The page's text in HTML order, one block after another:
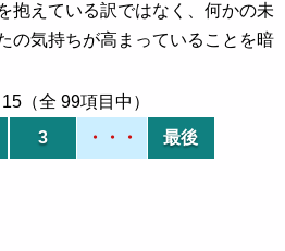
抱えている訳ではなく、何かの未
の気持ちが高まっていることを暗
（全 99項目中）
3 ・・・ 最後